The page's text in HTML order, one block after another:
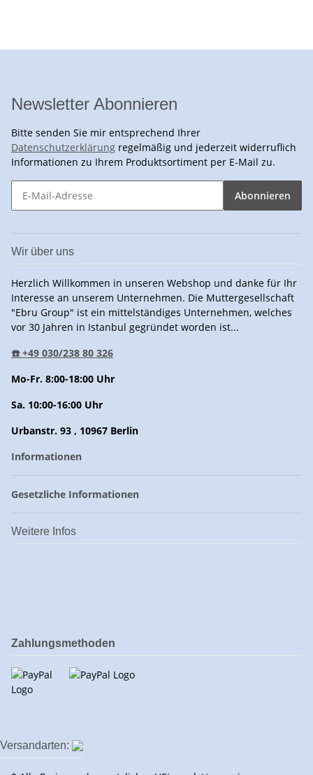
Newsletter Abonnieren
Bitte senden Sie mir entsprechend Ihrer
Datenschutzerklärung regelmäßig und jederzeit widerruflich
Informationen zu Ihrem Produktsortiment per E-Mail zu.
Abonnieren
Wir über uns
Herzlich Willkommen in unseren Webshop und danke für Ihr
Interesse an unserem Unternehmen. Die Muttergesellschaft
"Ebru Group" ist ein mittelständiges Unternehmen, welches
vor 30 Jahren in Istanbul gegründet worden ist...
☎️ +49 030/238 80 326
Mo-Fr. 8:00-18:00 Uhr
Sa. 10:00-16:00 Uhr
Urbanstr. 93 , 10967 Berlin
Informationen
Gesetzliche Informationen
Weitere Infos
Zahlungsmethoden
Versandarten: